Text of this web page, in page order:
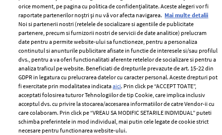
ELLE Style Awards
2024
Despre ELLE
Romania
Contact
Abonamente
Termeni si conditii
Politica de
confidențialitate
Politica de cookies
Publicitate
orice moment, pe pagina cu politica de confidențialitate. Aceste alegeri vor fi
raportate partenerilor noștri și nu vă vor afecta navigarea. Mai multe detalii
Noi si partenerii nostri (retelele de socializare si agentiile de publicitate
partenere, precum si furnizorii nostri de servicii de date analitice) prelucram
date pentru a permite website-ului sa functioneze, pentru a personaliza
continutul si anunturile publicitare afisate in functie de interesele si/sau profilul
dvs., pentru a va oferi functionalitati aferente retelelor de socializare si pentru a
analiza traficul pe website. Beneficiati de drepturile prevazute de art. 15-22 din
GDPR in legatura cu prelucrarea datelor cu caracter personal. Aceste drepturi pot
fi exercitate prin modalitatea indicataaici. Prin click pe “ACCEPT TOATE”,
acceptati folosirea tuturor Tehnologiilor de tip Cookie, care implica inclusiv
acceptul dvs. cu privire la stocarea/accesarea informatiilor de catre Vendor-ii cu
care colaboram. Prin click pe “VREAU SA MODIFIC SETARILE INDIVIDUAL” puteti
schimba preferintele in mod individual, mai putin cele legate de cookie strict
necesare pentru functionarea website-ului.